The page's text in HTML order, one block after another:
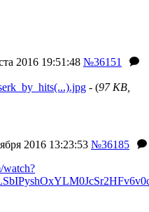
2016 19:51:48 №36151
- (97 KB,
2016 13:23:53 №36185
watch?